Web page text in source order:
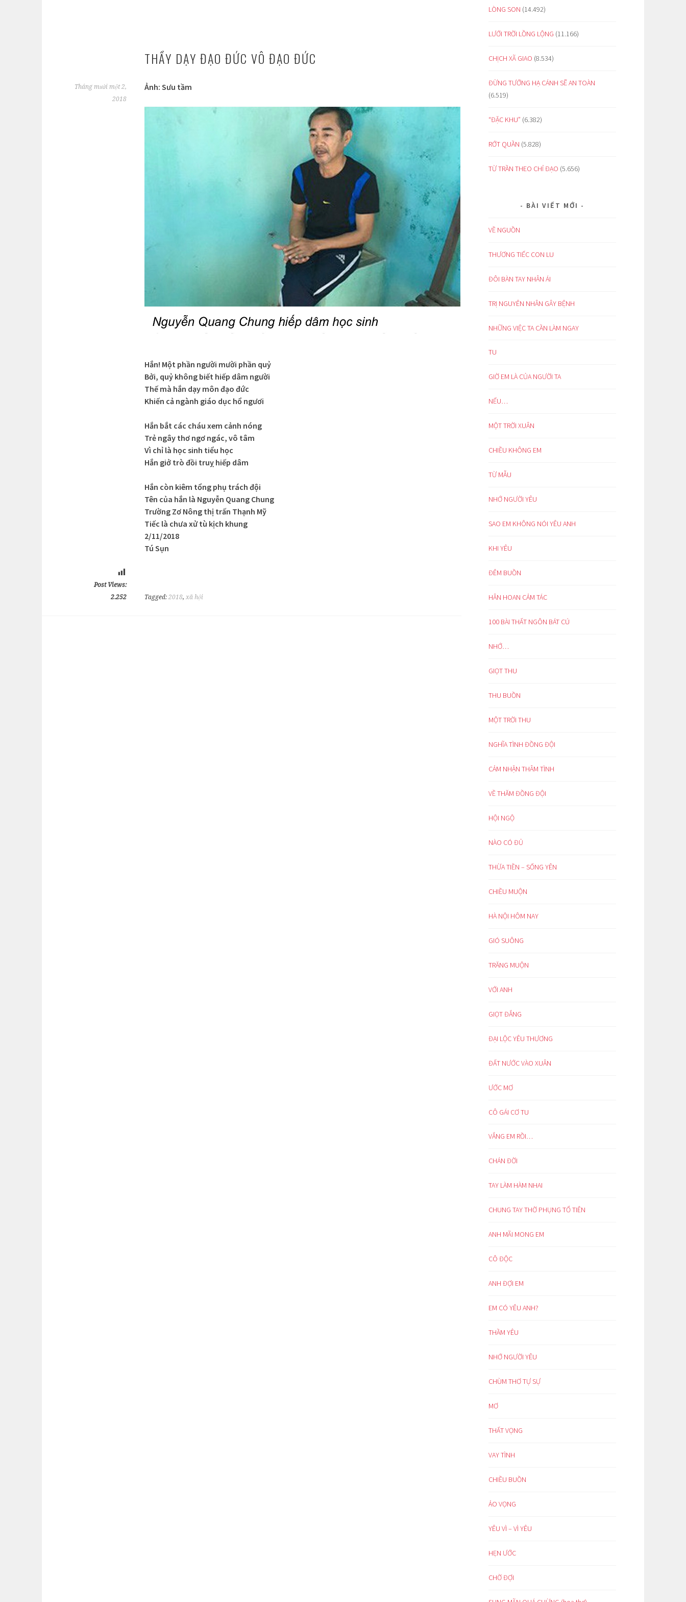
THẦY DẠY ĐẠO ĐỨC VÔ ĐẠO ĐỨC
Tháng mười một 2,
2018
Ảnh: Sưu tầm
Hắn! Một phần người mười phần quỷ
Bởi, quỷ không biết hiếp dâm người
Thế mà hắn dạy môn đạo đức
Khiến cả ngành giáo dục hổ ngươi
Hắn bắt các cháu xem cảnh nóng
Trẻ ngây thơ ngơ ngác, vô tâm
Vì chỉ là học sinh tiểu học
Hắn giở trò đồi truỵ hiếp dâm
Hắn còn kiêm tổng phụ trách đội
Tên của hắn là Nguyễn Quang Chung
Trường Zơ Nông thị trấn Thạnh Mỹ
Tiếc là chưa xử tù kịch khung
2/11/2018
Tú Sụn
Post Views:
2.252
Tagged: 2018, xã hội
LÒNG SON (14.492)
LƯỚI TRỜI LỒNG LỘNG (11.166)
CHỊCH XÃ GIAO (8.534)
ĐỪNG TƯỞNG HẠ CÁNH SẼ AN TOÀN
(6.519)
“ĐẶC KHU” (6.382)
RỚT QUẦN (5.828)
TỪ TRẦN THEO CHỈ ĐẠO (5.656)
BÀI VIẾT MỚI
VỀ NGUỒN
THƯƠNG TIẾC CON LU
ĐÔI BÀN TAY NHÂN ÁI
TRỊ NGUYÊN NHÂN GÂY BỆNH
NHỮNG VIỆC TA CẦN LÀM NGAY
TU
GIỜ EM LÀ CỦA NGƯỜI TA
NẾU…
MỘT TRỜI XUÂN
CHIỀU KHÔNG EM
TỪ MẪU
NHỚ NGƯỜI YÊU
SAO EM KHÔNG NÓI YÊU ANH
KHI YÊU
ĐÊM BUỒN
HÂN HOAN CẢM TÁC
100 BÀI THẤT NGÔN BÁT CÚ
NHỚ…
GIỌT THU
THU BUỒN
MỘT TRỜI THU
NGHĨA TÌNH ĐỒNG ĐỘI
CẢM NHẬN THÂM TÌNH
VỀ THĂM ĐỒNG ĐỘI
HỘI NGỘ
NÀO CÓ ĐỦ
THỪA TIỀN – SỐNG YÊN
CHIỀU MUỘN
HÀ NỘI HÔM NAY
GIÓ SUÔNG
TRĂNG MUỘN
VỚI ANH
GIỌT ĐẮNG
ĐẠI LỘC YÊU THƯƠNG
ĐẤT NƯỚC VÀO XUÂN
ƯỚC MƠ
CÔ GÁI CƠ TU
VẮNG EM RỒI…
CHÁN ĐỜI
TAY LÀM HÀM NHAI
CHUNG TAY THỜ PHỤNG TỔ TIÊN
ANH MÃI MONG EM
CÔ ĐỘC
ANH ĐỢI EM
EM CÓ YÊU ANH?
THẦM YÊU
NHỚ NGƯỜI YÊU
CHÙM THƠ TỰ SỰ
MƠ
THẤT VỌNG
VAY TÌNH
CHIỀU BUỒN
ẢO VỌNG
YÊU VÌ – VÌ YÊU
HẸN ƯỚC
CHỜ ĐỢI